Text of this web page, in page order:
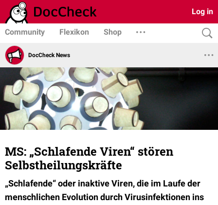
Log in
Community Flexikon Shop
DocCheck News
MS: „Schlafende Viren“ stören
Selbstheilungskräfte
„Schlafende“ oder inaktive Viren, die im Laufe der
menschlichen Evolution durch Virusinfektionen ins